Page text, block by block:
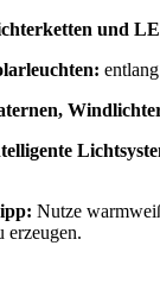
und
Nutze
erzeugen.